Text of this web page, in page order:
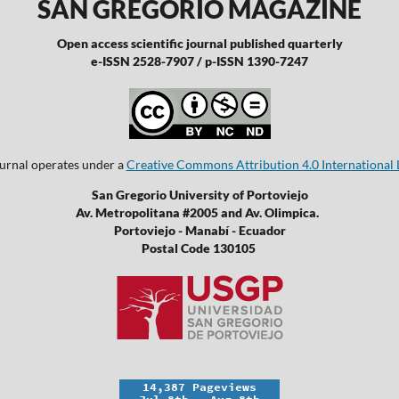
SAN GREGORIO MAGAZINE
Open access scientific journal published quarterly
e-ISSN 2528-7907 / p-ISSN 1390-7247
operates under aCreative Commons Attribution 4.0 International
San Gregorio University of Portoviejo
Av. Metropolitana #2005 and Av. Olimpica.
Portoviejo - Manabí - Ecuador
Postal Code 130105